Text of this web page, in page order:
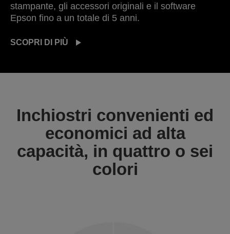
stampante, gli accessori originali e il software
Epson fino a un totale di 5 anni.
SCOPRI DI PIÙ
Inchiostri convenienti ed
economici ad alta
capacità, in quattro o sei
colori